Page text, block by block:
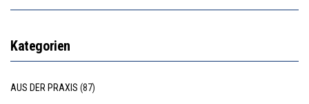
Kategorien
AUS DER PRAXIS (87)